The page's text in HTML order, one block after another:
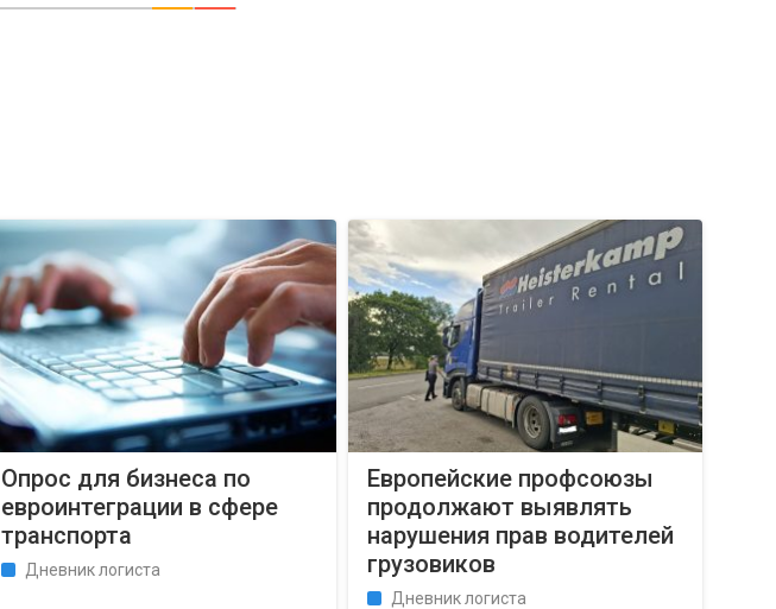
Опрос для бизнеса по
евроинтеграции в сфере
транспорта
Дневник логиста
Европейские профсоюзы
продолжают выявлять
нарушения прав водителей
грузовиков
Дневник логиста